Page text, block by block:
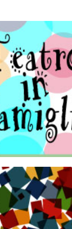
in famiglia
è una rassegna di
e godere del
famiglia.
Continua
Continua